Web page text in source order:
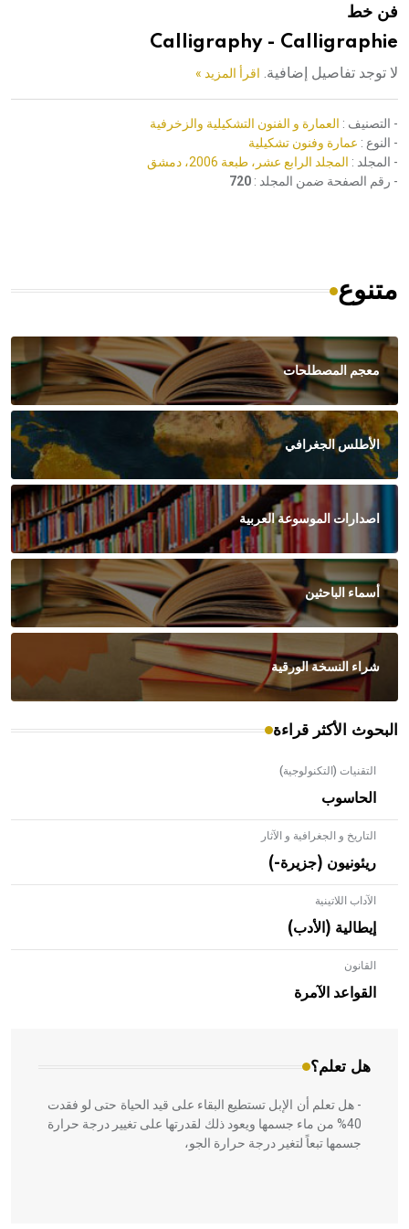
فن خط
Calligraphy - Calligraphie
لا توجد تفاصيل إضافية. اقرأ المزيد »
- التصنيف : العمارة و الفنون التشكيلية والزخرفية
- النوع : عمارة وفنون تشكيلية
- المجلد : المجلد الرابع عشر، طبعة 2006، دمشق
- رقم الصفحة ضمن المجلد : 720
متنوع
معجم المصطلحات
الأطلس الجغرافي
اصدارات الموسوعة العربية
أسماء الباحثين
شراء النسخة الورقية
البحوث الأكثر قراءة
التقنيات (التكنولوجية)
الحاسوب
التاريخ و الجغرافية و الآثار
ريئونيون (جزيرة-)
الآداب اللاتينية
إيطالية (الأدب)
القانون
القواعد الآمرة
هل تعلم؟
- هل تعلم أن الأبلق نوع من الفنون الهندسية التي ارتبطت
بالعمارة الإسلامية في بلاد الشام ومصر خاصة، حيث يحرص
المعمار على بناء مداميكه وخاصة في الواجهات
- هل تعلم أن الإبل تستطيع البقاء على قيد الحياة حتى لو فقدت
40% من ماء جسمها ويعود ذلك لقدرتها على تغيير درجة حرارة
جسمها تبعاً لتغير درجة حرارة الجو،